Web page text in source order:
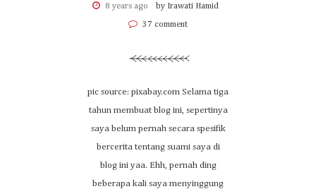
8 years ago by Irawati Hamid
37 comment
pic source: pixabay.com Selama tiga
tahun membuat blog ini, sepertinya
saya belum pernah secara spesifik
bercerita tentang suami saya di
blog ini yaa. Ehh, pernah ding
beberapa kali saya menyinggung